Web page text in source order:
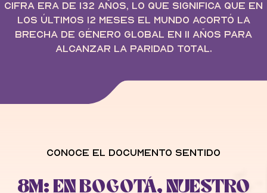
cifra era de 132 años, lo que significa que en
los últimos 12 meses el mundo acortó la
brecha de género global en 11 años para
alcanzar la paridad total.
Conoce el documento sentido
8M: EN BOGOTÁ, NUESTRO